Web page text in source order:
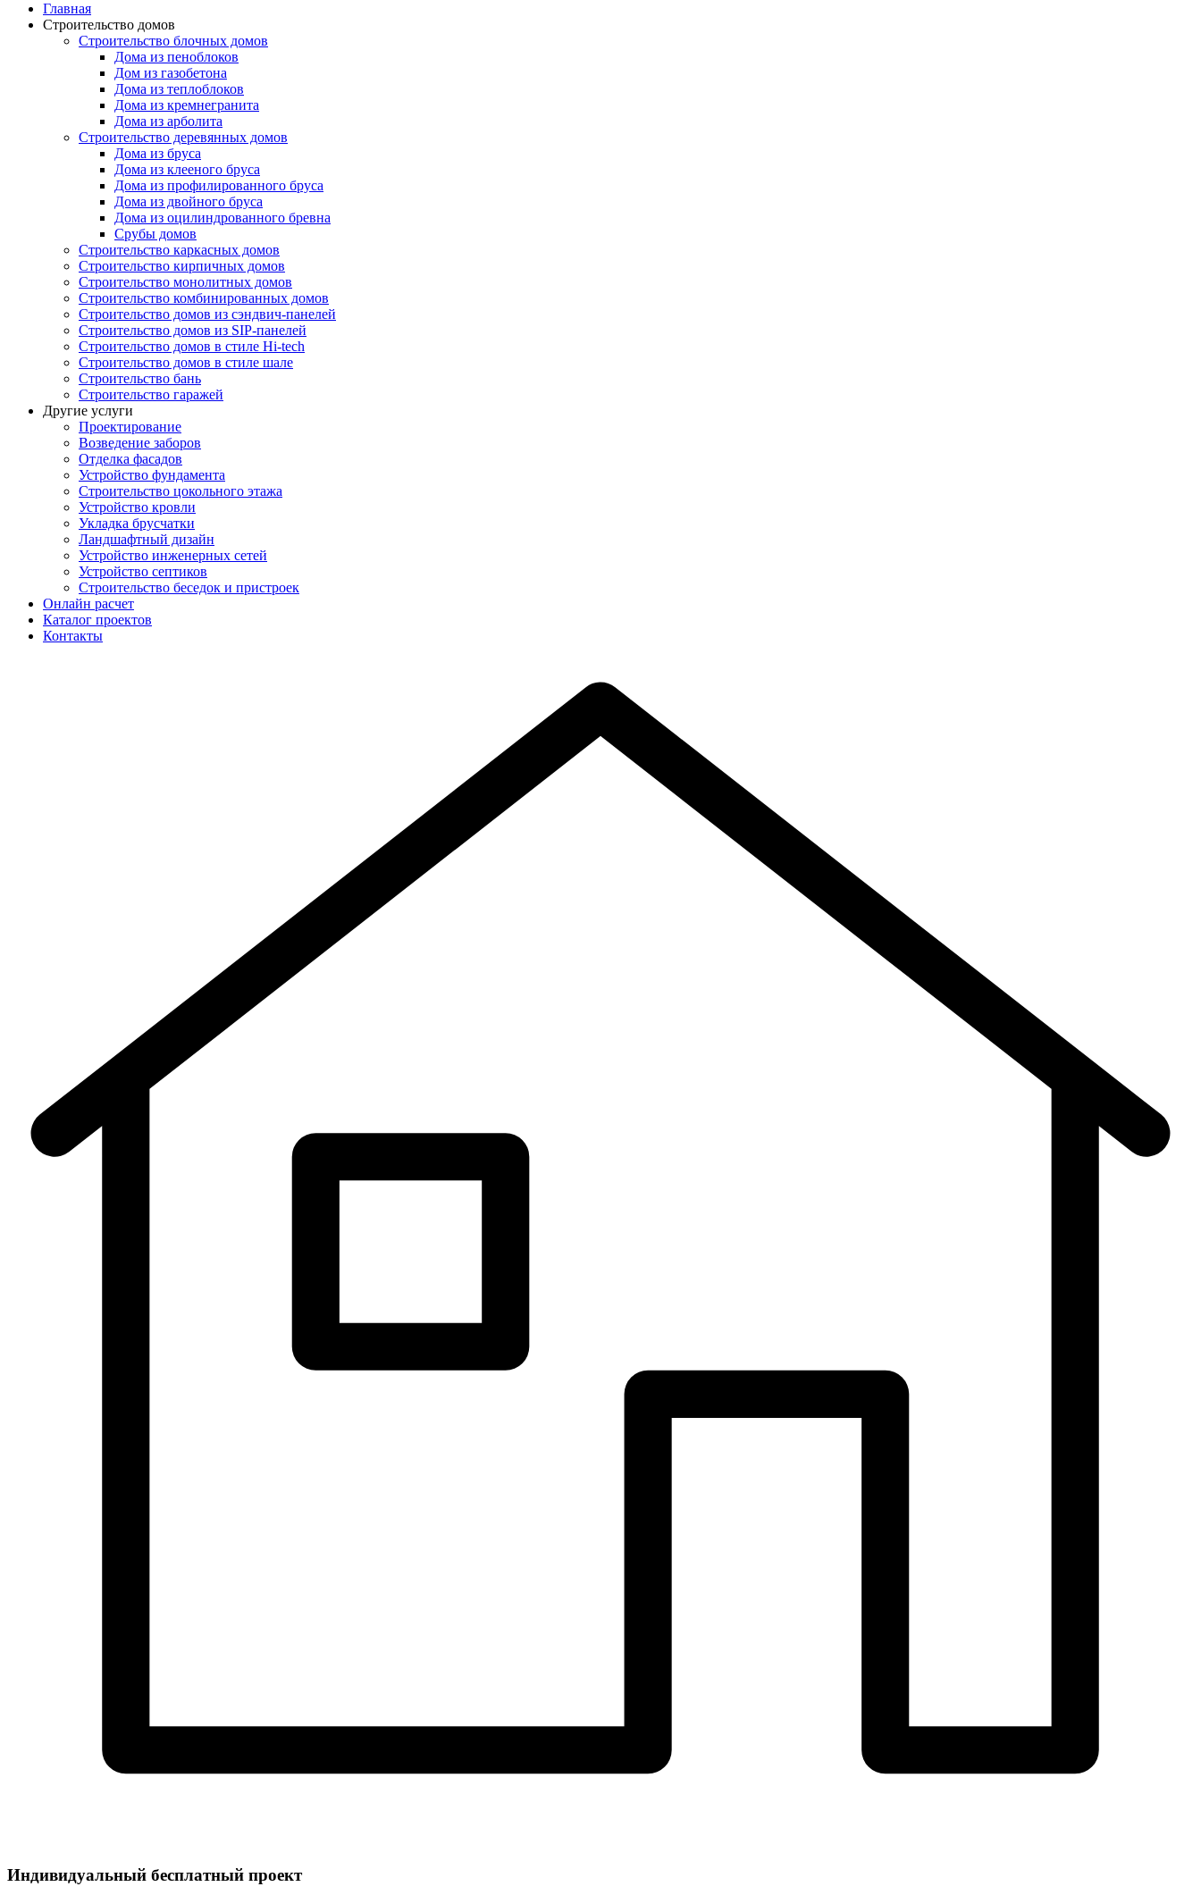
Главная
Строительство домов
Строительство блочных домов
Дома из пеноблоков
Дом из газобетона
Дома из теплоблоков
Дома из кремнегранита
Дома из арболита
Строительство деревянных домов
Дома из бруса
Дома из клееного бруса
Дома из профилированного бруса
Дома из двойного бруса
Дома из оцилиндрованного бревна
Срубы домов
Строительство каркасных домов
Строительство кирпичных домов
Строительство монолитных домов
Строительство комбинированных домов
Строительство домов из сэндвич-панелей
Строительство домов из SIP-панелей
Строительство домов в стиле Hi-tech
Строительство домов в стиле шале
Строительство бань
Строительство гаражей
Другие услуги
Проектирование
Возведение заборов
Отделка фасадов
Устройство фундамента
Строительство цокольного этажа
Устройство кровли
Укладка брусчатки
Ландшафтный дизайн
Устройство инженерных сетей
Устройство септиков
Строительство беседок и пристроек
Онлайн расчет
Каталог проектов
Контакты
Индивидуальный бесплатный проект